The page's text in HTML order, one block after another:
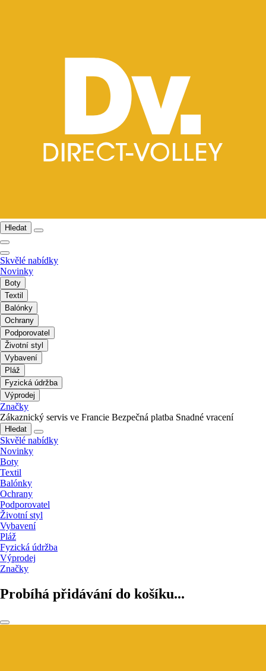
Hledat
Skvělé nabídky
Novinky
Boty
Textil
Balónky
Ochrany
Podporovatel
Životní styl
Vybavení
Pláž
Fyzická údržba
Výprodej
Značky
Zákaznický servis ve Francie Bezpečná platba Snadné vracení
Hledat
Skvělé nabídky
Novinky
Boty
Textil
Balónky
Ochrany
Podporovatel
Životní styl
Vybavení
Pláž
Fyzická údržba
Výprodej
Značky
Probíhá přidávání do košíku...